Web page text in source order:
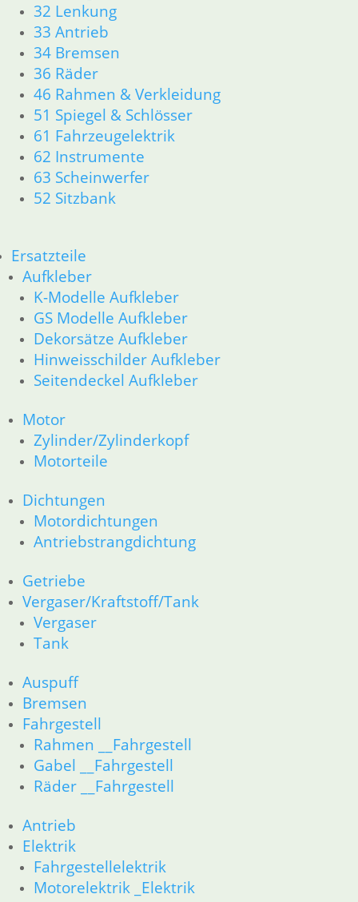
32 Lenkung
33 Antrieb
34 Bremsen
36 Räder
46 Rahmen & Verkleidung
51 Spiegel & Schlösser
61 Fahrzeugelektrik
62 Instrumente
63 Scheinwerfer
52 Sitzbank
Ersatzteile
Aufkleber
K-Modelle Aufkleber
GS Modelle Aufkleber
Dekorsätze Aufkleber
Hinweisschilder Aufkleber
Seitendeckel Aufkleber
Motor
Zylinder/Zylinderkopf
Motorteile
Dichtungen
Motordichtungen
Antriebstrangdichtung
Getriebe
Vergaser/Kraftstoff/Tank
Vergaser
Tank
Auspuff
Bremsen
Fahrgestell
Rahmen __Fahrgestell
Gabel __Fahrgestell
Räder __Fahrgestell
Antrieb
Elektrik
Fahrgestellelektrik
Motorelektrik _Elektrik
Tank
Auspuff
Bremsen
Fahrgestell
Rahmen __Fahrgestell
Gabel __Fahrgestell
Räder __Fahrgestell
Antrieb
Elektrik
Fahrgestellelektrik
Motorelektrik _Elektrik
Zubehör
Zubehör und Wartung
Products
search
Alle Preise inkl. der gesetzl. MwSt. und zzgl. Versand_
Service
Kontakt
Mein Konto
Links
Newsletter Anmeldung
Newsletter Abmeldung
Information
AGB
Datenschutzerklärung
Zahlung und Lieferung
Cookie-Richtlinie (EU)
Vertrag widerrufen
Teilesuche und Referenzummern
Besuchen Sie realoem.com mit Explosionszeichnungen für Ihre
Ersatzteilsuche.